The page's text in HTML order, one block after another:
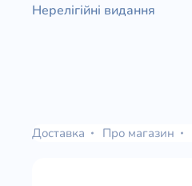
Нерелігійні видання
Доставка Про магазин